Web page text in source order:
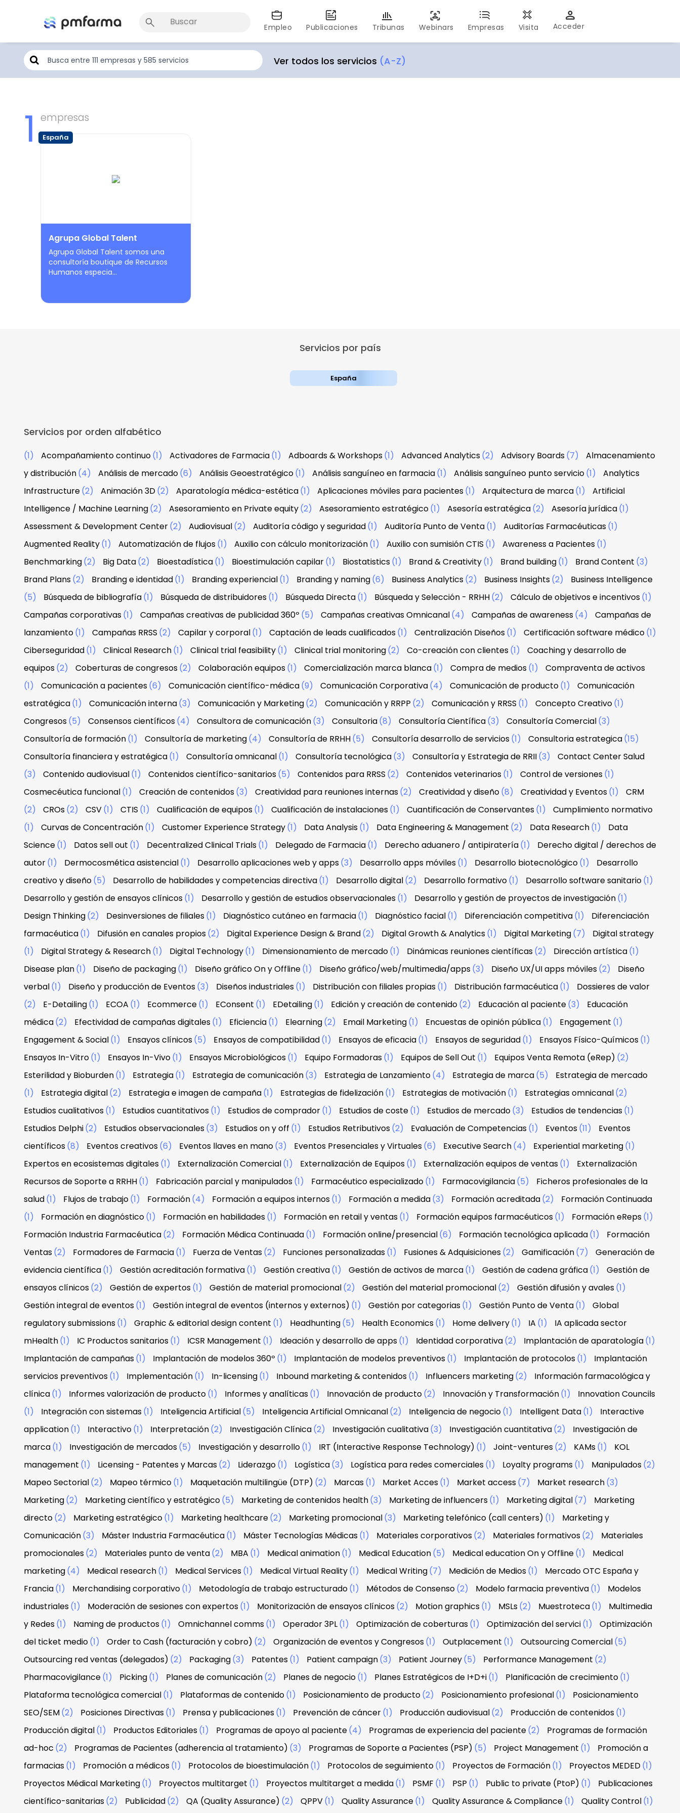
Empleo Publicaciones Tribunas Webinars Empresas Visita Acceder
Ver todos los servicios (A-Z)
1 empresas
España
Agrupa Global Talent
Agrupa Global Talent somos una
consultoría boutique de Recursos
Humanos especia...
Servicios por país
España
Servicios por orden alfabético
(1) Acompañamiento continuo(1) Activadores de Farmacia(1) Adboards & Workshops(1) Advanced Analytics(2) Advisory Boards(7)
Almacenamiento
y distribución(4) Análisis de mercado(6) Análisis Geoestratégico(1) Análisis sanguíneo en farmacia(1) Análisis sanguíneo punto servicio(1)
Analytics
Infrastructure(2) Animación 3D(2) Aparatología médica-estética(1) Aplicaciones móviles para pacientes(1) Arquitectura de marca(1)
Artificial
Intelligence / Machine Learning(2) Asesoramiento en Private equity(2) Asesoramiento estratégico(1) Asesoría estratégica(2) Asesoría jurídica(1)
Assessment & Development Center(2) Audiovisual(2) Auditoría código y seguridad(1) Auditoría Punto de Venta(1) Auditorías Farmacéuticas(1)
Augmented Reality(1) Automatización de flujos(1) Auxilio con cálculo monitorización(1) Auxilio con sumisión CTIS (1) Awareness a Pacientes(1)
Benchmarking(2) Big Data(2) Bioestadística(1) Bioestimulación capilar(1) Biostatistics(1) Brand & Creativity(1) Brand building(1) Brand Content (3)
Brand Plans(2) Branding e identidad(1) Branding experiencial(1) Branding y naming(6) Business Analytics(2) Business Insights(2)
Business Intelligence
(5)
Búsqueda de bibliografía(1) Búsqueda de distribuidores(1) Búsqueda Directa(1) Búsqueda y Selección - RRHH(2) Cálculo de objetivos e incentivos(1)
Campañas corporativas(1) Campañas creativas de publicidad 360º (5) Campañas creativas Omnicanal(4) Campañas de awareness(4)
Campañas de
lanzamiento(1) Campañas RRSS (2) Capilar y corporal(1) Captación de leads cualificados(1) Centralización Diseños(1) Certificación software médico(1)
Ciberseguridad(1) Clinical Research(1) Clinical trial feasibility(1) Clinical trial monitoring(2) Co-creación con clientes(1)
Coaching y desarrollo de
equipos(2) Coberturas de congresos(2) Colaboración equipos(1) Comercialización marca blanca(1) Compra de medios(1)
Compraventa de activos
(1)
Comunicación a pacientes(6) Comunicación científico-médica(9) Comunicación Corporativa(4) Comunicación de producto(1)
Comunicación
estratégica(1) Comunicación interna(3) Comunicación y Marketing(2) Comunicación y RRPP (2) Comunicación y RRSS (1) Concepto Creativo(1)
Congresos(5) Consensos científicos(4) Consultora de comunicación(3) Consultoria(8) Consultoría Científica(3) Consultoría Comercial(3)
Consultoría de formación(1) Consultoría de marketing(4) Consultoría de RRHH(5) Consultoría desarrollo de servicios(1) Consultoria estrategica(15)
Consultoría financiera y estratégica(1) Consultoría omnicanal(1) Consultoría tecnológica(3) Consultoría y Estrategia de RRII(3)
Contact Center Salud
(3)
Contenido audiovisual(1) Contenidos científico-sanitarios(5) Contenidos para RRSS (2) Contenidos veterinarios(1) Control de versiones(1)
Cosmecéutica funcional(1) Creación de contenidos(3) Creatividad para reuniones internas(2) Creatividad y diseño(8) Creatividad y Eventos(1)
CRM
(2)
CROs(2) CSV(1) CTIS (1) Cualificación de equipos(1) Cualificación de instalaciones(1) Cuantificación de Conservantes(1)
Cumplimiento normativo
(1)
Curvas de Concentración(1) Customer Experience Strategy(1) Data Analysis(1) Data Engineering & Management (2) Data Research(1)
Data
Science(1) Datos sell out (1) Decentralized Clinical Trials(1) Delegado de Farmacia(1) Derecho aduanero / antipiratería(1)
Derecho digital / derechos de
autor(1) Dermocosmética asistencial(1) Desarrollo aplicaciones web y apps(3) Desarrollo apps móviles(1) Desarrollo biotecnológico(1)
Desarrollo
creativo y diseño(5) Desarrollo de habilidades y competencias directiva(1) Desarrollo digital(2) Desarrollo formativo(1) Desarrollo software sanitario(1)
Desarrollo y gestión de ensayos clínicos(1) Desarrollo y gestión de estudios observacionales(1) Desarrollo y gestión de proyectos de investigación(1)
Design Thinking(2) Desinversiones de filiales(1) Diagnóstico cutáneo en farmacia(1) Diagnóstico facial(1) Diferenciación competitiva(1)
Diferenciación
farmacéutica(1) Difusión en canales propios(2) Digital Experience Design & Brand(2) Digital Growth & Analytics(1) Digital Marketing(7)
Digital strategy
(1)
Digital Strategy & Research(1) Digital Technology(1) Dimensionamiento de mercado(1) Dinámicas reuniones científicas(2) Dirección artística(1)
Disease plan(1) Diseño de packaging(1) Diseño gráfico On y Offline(1) Diseño gráfico/web/multimedia/apps(3) Diseño UX/UI apps móviles(2)
Diseño
verbal(1) Diseño y producción de Eventos(3) Diseños industriales(1) Distribución con filiales propias(1) Distribución farmacéutica(1)
Dossieres de valor
(2)
E-Detailing(1) ECOA (1) Ecommerce(1) EConsent (1) EDetailing(1) Edición y creación de contenido(2) Educación al paciente(3)
Educación
médica(2) Efectividad de campañas digitales(1) Eficiencia(1) Elearning(2) Email Marketing(1) Encuestas de opinión pública(1) Engagement (1)
Engagement & Social(1) Ensayos clínicos(5) Ensayos de compatibilidad(1) Ensayos de eficacia(1) Ensayos de seguridad(1) Ensayos Físico-Químicos(1)
Ensayos In-Vitro(1) Ensayos In-Vivo(1) Ensayos Microbiológicos(1) Equipo Formadoras(1) Equipos de Sell Out (1) Equipos Venta Remota (eRep) (2)
Esterilidad y Bioburden(1) Estrategia(1) Estrategia de comunicación(3) Estrategia de Lanzamiento(4) Estrategia de marca(5)
Estrategia de mercado
(1)
Estrategia digital(2) Estrategia e imagen de campaña(1) Estrategias de fidelización(1) Estrategias de motivación(1) Estrategias omnicanal(2)
Estudios cualitativos(1) Estudios cuantitativos(1) Estudios de comprador(1) Estudios de coste(1) Estudios de mercado(3) Estudios de tendencias(1)
Estudios Delphi(2) Estudios observacionales(3) Estudios on y off (1) Estudios Retributivos(2) Evaluación de Competencias(1) Eventos(11)
Eventos
científicos(8) Eventos creativos(6) Eventos llaves en mano(3) Eventos Presenciales y Virtuales(6) Executive Search(4) Experiential marketing(1)
Expertos en ecosistemas digitales(1) Externalización Comercial(1) Externalización de Equipos(1) Externalización equipos de ventas(1)
Externalización
Recursos de Soporte a RRHH(1) Fabricación parcial y manipulados(1) Farmacéutico especializado(1) Farmacovigilancia(5)
Ficheros profesionales de la
salud(1) Flujos de trabajo(1) Formación(4) Formación a equipos internos(1) Formación a medida(3) Formación acreditada(2)
Formación Continuada
(1)
Formación en diagnóstico(1) Formación en habilidades(1) Formación en retail y ventas(1) Formación equipos farmacéuticos(1) Formación eReps(1)
Formación Industria Farmacéutica(2) Formación Médica Continuada(1) Formación online/presencial(6) Formación tecnológica aplicada(1)
Formación
Ventas(2) Formadores de Farmacia(1) Fuerza de Ventas(2) Funciones personalizadas(1) Fusiones & Adquisiciones(2) Gamificación(7)
Generación de
evidencia científica(1) Gestión acreditación formativa(1) Gestión creativa(1) Gestión de activos de marca(1) Gestión de cadena gráfica(1)
Gestión de
ensayos clínicos(2) Gestión de expertos(1) Gestión de material promocional(2) Gestión del material promocional(2) Gestión difusión y avales(1)
Gestión integral de eventos(1) Gestión integral de eventos (internos y externos) (1) Gestión por categorias(1) Gestión Punto de Venta(1)
Global
regulatory submissions(1) Graphic & editorial design content (1) Headhunting(5) Health Economics(1) Home delivery(1) IA (1)
IA aplicada sector
mHealth(1) IC Productos sanitarios(1) ICSR Management (1) Ideación y desarrollo de apps(1) Identidad corporativa(2) Implantación de aparatología(1)
Implantación de campañas(1) Implantación de modelos 360º (1) Implantación de modelos preventivos(1) Implantación de protocolos(1)
Implantación
servicios preventivos(1) Implementación(1) In-licensing(1) Inbound marketing & contenidos(1) Influencers marketing(2)
Información farmacológica y
clínica(1) Informes valorización de producto(1) Informes y analíticas(1) Innovación de producto(2) Innovación y Transformación(1)
Innovation Councils
(1)
Integración con sistemas(1) Inteligencia Artificial(5) Inteligencia Artificial Omnicanal(2) Inteligencia de negocio(1) Intelligent Data(1)
Interactive
application(1) Interactivo(1) Interpretación(2) Investigación Clínica(2) Investigación cualitativa(3) Investigación cuantitativa(2)
Investigación de
marca(1) Investigación de mercados(5) Investigación y desarrollo(1) IRT (Interactive Response Technology) (1) Joint-ventures(2) KAMs(1)
KOL
management (1) Licensing - Patentes y Marcas(2) Liderazgo(1) Logística(3) Logística para redes comerciales(1) Loyalty programs(1) Manipulados(2)
Mapeo Sectorial(2) Mapeo térmico(1) Maquetación multilingüe (DTP) (2) Marcas(1) Market Acces(1) Market access(7) Market research(3)
Marketing(2) Marketing científico y estratégico(5) Marketing de contenidos health(3) Marketing de influencers(1) Marketing digital(7)
Marketing
directo(2) Marketing estratégico(1) Marketing healthcare(2) Marketing promocional(3) Marketing telefónico (call centers) (1)
Marketing y
Comunicación(3) Máster Industria Farmacéutica(1) Máster Tecnologías Médicas(1) Materiales corporativos(2) Materiales formativos(2)
Materiales
promocionales(2) Materiales punto de venta(2) MBA (1) Medical animation(1) Medical Education(5) Medical education On y Offline(1)
Medical
marketing(4) Medical research(1) Medical Services(1) Medical Virtual Reality(1) Medical Writing(7) Medición de Medios(1)
Mercado OTC España y
Francia(1) Merchandising corporativo(1) Metodología de trabajo estructurado(1) Métodos de Consenso(2) Modelo farmacia preventiva(1)
Modelos
industriales(1) Moderación de sesiones con expertos(1) Monitorización de ensayos clínicos(2) Motion graphics(1) MSLs(2) Muestroteca(1)
Multimedia
y Redes(1) Naming de productos(1) Omnichannel comms(1) Operador 3PL(1) Optimización de coberturas(1) Optimización del servici(1)
Optimización
del ticket medio(1) Order to Cash (facturación y cobro) (2) Organización de eventos y Congresos(1) Outplacement (1) Outsourcing Comercial(5)
Outsourcing red ventas (delegados) (2) Packaging(3) Patentes(1) Patient campaign(3) Patient Journey(5) Performance Management (2)
Pharmacovigilance(1) Picking(1) Planes de comunicación(2) Planes de negocio(1) Planes Estratégicos de I+D+i(1) Planificación de crecimiento(1)
Plataforma tecnológica comercial(1) Plataformas de contenido(1) Posicionamiento de producto(2) Posicionamiento profesional(1)
Posicionamiento
SEO/SEM(2) Posiciones Directivas(1) Prensa y publicaciones(1) Prevención de cáncer(1) Producción audiovisual(2) Producción de contenidos(1)
Producción digital(1) Productos Editoriales(1) Programas de apoyo al paciente(4) Programas de experiencia del paciente(2)
Programas de formación
ad-hoc (2) Programas de Pacientes (adherencia al tratamiento) (3) Programas de Soporte a Pacientes (PSP) (5) Project Management (1)
Promoción a
farmacias(1) Promoción a médicos(1) Protocolos de bioestimulación(1) Protocolos de seguimiento(1) Proyectos de Formación(1) Proyectos MEDED(1)
Proyectos Médical Marketing(1) Proyectos multitarget (1) Proyectos multitarget a medida(1) PSMF (1) PSP (1) Public to private (PtoP) (1)
Publicaciones
científico-sanitarias(2) Publicidad(2) QA (Quality Assurance) (2) QPPV(1) Quality Assurance(1) Quality Assurance & Compliance(1) Quality Control(1)